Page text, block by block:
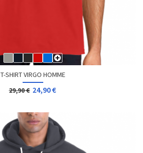
T-SHIRT VIRGO HOMME
29,90 € 24,90 €